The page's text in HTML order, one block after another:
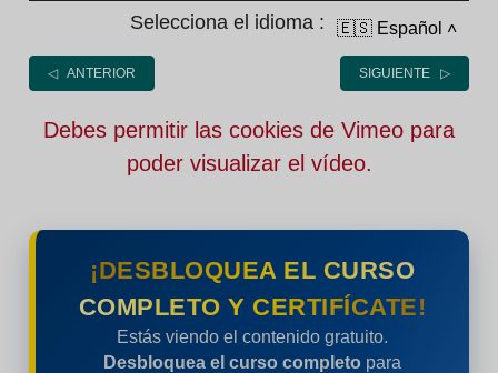
Selecciona el idioma : 🇪🇸 Español ˄
◁ ANTERIOR SIGUIENTE ▷
Debes permitir las cookies de Vimeo para
poder visualizar el vídeo.
¡DESBLOQUEA EL CURSO
COMPLETO Y CERTIFÍCATE!
Estás viendo el contenido gratuito.
Desbloquea el curso completo para